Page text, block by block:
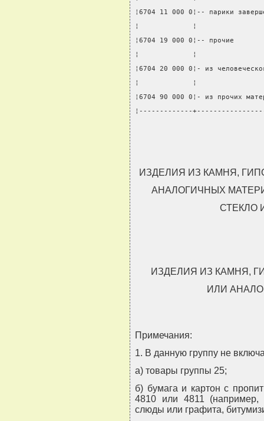
¦6704 11 000 0¦-- парики
¦             ¦
¦6704 19 000 0¦--
¦             ¦
¦6704 20 000 0¦- из
¦             ¦
¦6704 90 000 0¦- из
¦-------------
ИЗДЕЛИЯ ИЗ КАМНЯ,
АНАЛОГИЧНЫХ
СТЕКЛО
ИЗДЕЛИЯ ИЗ КАМНЯ,
ИЛИ
Примечания:
1. В данную группу не
а) товары группы 25;
б) бумага и картон с
4810 или 4811 (например,
слюды или графита,